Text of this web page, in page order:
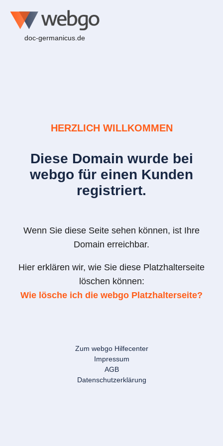
doc-germanicus.de
HERZLICH WILLKOMMEN
Diese Domain wurde bei
webgo für einen Kunden
registriert.
Wenn Sie diese Seite sehen können, ist Ihre
Domain erreichbar.
Hier erklären wir, wie Sie diese Platzhalterseite
löschen können:
Wie lösche ich die webgo Platzhalterseite?
Zum webgo Hilfecenter
Impressum
AGB
Datenschutzerklärung